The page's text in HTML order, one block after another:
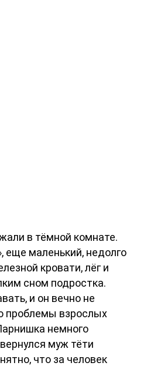
в тёмной комнате.
еще маленький, недолго
кровати, лёг и
сном подростка.
и он вечно не
проблемы взрослых
немного
муж тёти
что за человек